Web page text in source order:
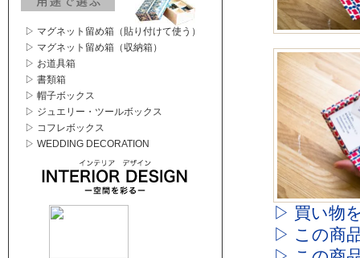
▷ マグネット留め箱（貼り付けて使う）
▷ マグネット留め箱（収納箱）
▷ お道具箱
▷ 書類箱
▷ 帽子ボックス
▷ ジュエリー・ツールボックス
▷ コフレボックス
▷ WEDDING DECORATION
▷ 買い物
▷ この商